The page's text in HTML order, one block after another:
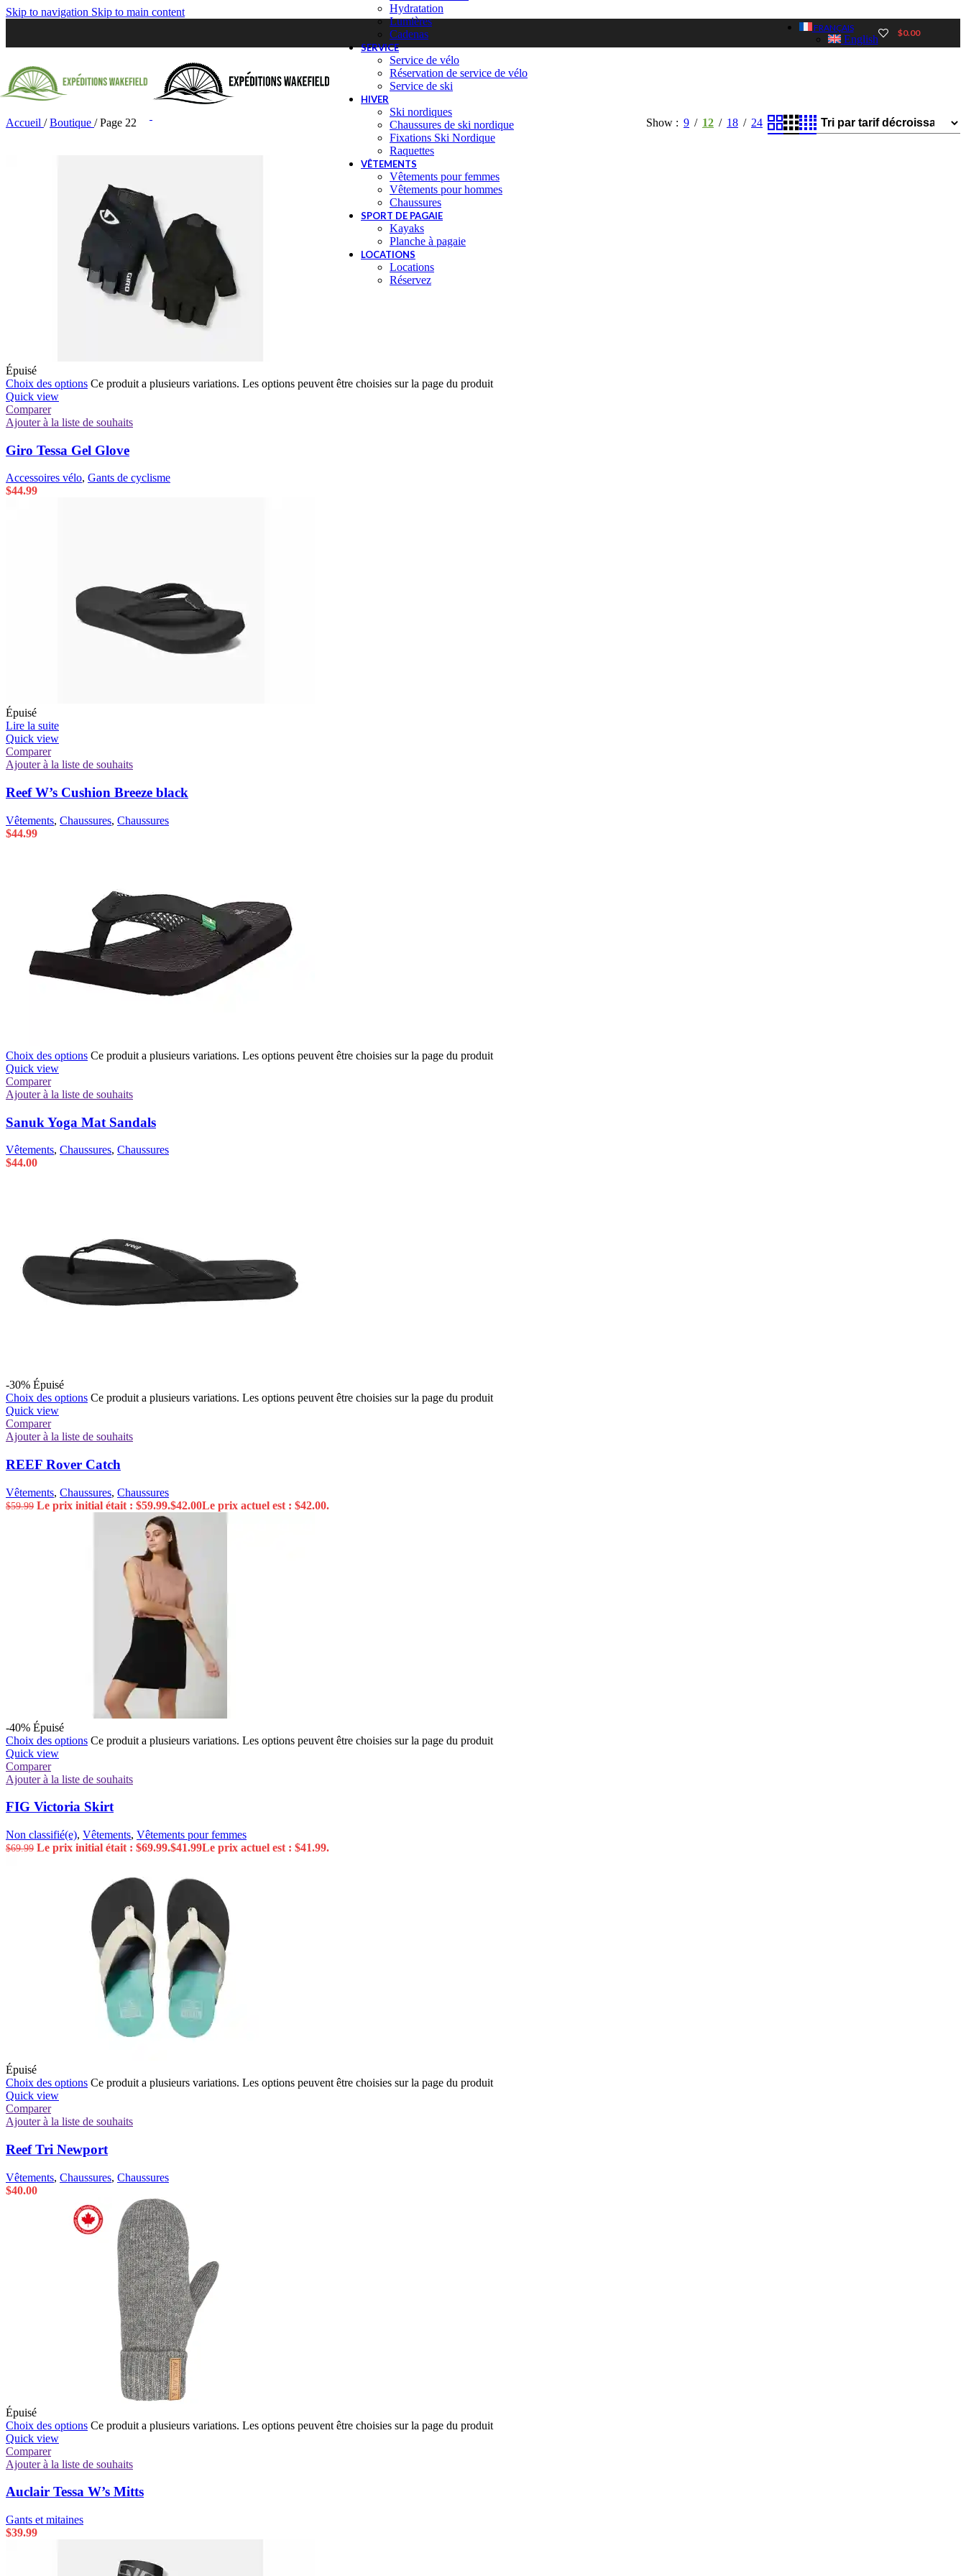
Skip to navigation Skip to main content
FRANÇAIS
English $0.00
Hydratation
Lumières
Cadenas
SERVICE
Service de vélo
Réservation de service de vélo
Service de ski
HIVER
Ski nordiques
Chaussures de ski nordique
Fixations Ski Nordique
Raquettes
VÊTEMENTS
Vêtements pour femmes
Vêtements pour hommes
Chaussures
SPORT DE PAGAIE
Kayaks
Planche à pagaie
LOCATIONS
Locations
Réservez
Accueil / Boutique / Page 22 Show 9 12 18 24
Épuisé
Choix des options Ce produit a plusieurs variations. Les options peuvent être choisies sur la page du produit
Quick view
Comparer
Ajouter à la liste de souhaits
Giro Tessa Gel Glove
Accessoires vélo, Gants de cyclisme
$44.99
Épuisé
Lire la suite
Quick view
Comparer
Ajouter à la liste de souhaits
Reef W’s Cushion Breeze black
Vêtements, Chaussures, Chaussures
$44.99
Choix des options Ce produit a plusieurs variations. Les options peuvent être choisies sur la page du produit
Quick view
Comparer
Ajouter à la liste de souhaits
Sanuk Yoga Mat Sandals
Vêtements, Chaussures, Chaussures
$44.00
-30% Épuisé
Choix des options Ce produit a plusieurs variations. Les options peuvent être choisies sur la page du produit
Quick view
Comparer
Ajouter à la liste de souhaits
REEF Rover Catch
Vêtements, Chaussures, Chaussures
$59.99 Le prix initial était : $59.99.$42.00Le prix actuel est : $42.00.
-40% Épuisé
Choix des options Ce produit a plusieurs variations. Les options peuvent être choisies sur la page du produit
Quick view
Comparer
Ajouter à la liste de souhaits
FIG Victoria Skirt
Non classifié(e), Vêtements, Vêtements pour femmes
$69.99 Le prix initial était : $69.99.$41.99Le prix actuel est : $41.99.
Épuisé
Choix des options Ce produit a plusieurs variations. Les options peuvent être choisies sur la page du produit
Quick view
Comparer
Ajouter à la liste de souhaits
Reef Tri Newport
Vêtements, Chaussures, Chaussures
$40.00
Épuisé
Choix des options Ce produit a plusieurs variations. Les options peuvent être choisies sur la page du produit
Quick view
Comparer
Ajouter à la liste de souhaits
Auclair Tessa W’s Mitts
Gants et mitaines
$39.99